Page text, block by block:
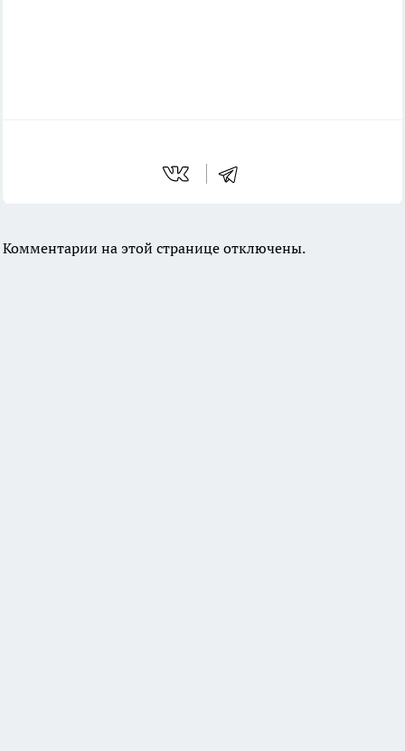
Комментарии на этой странице отключены.